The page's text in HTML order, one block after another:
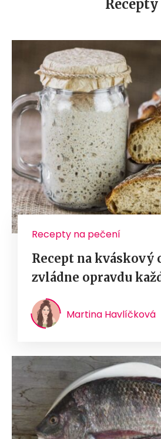
Recepty
Recepty na pečení
Recept na kváskový
zvládne opravdu
Martina Havlíčková